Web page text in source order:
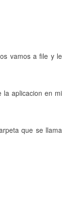
vamos a file y le
la aplicacion en mi
que se llama